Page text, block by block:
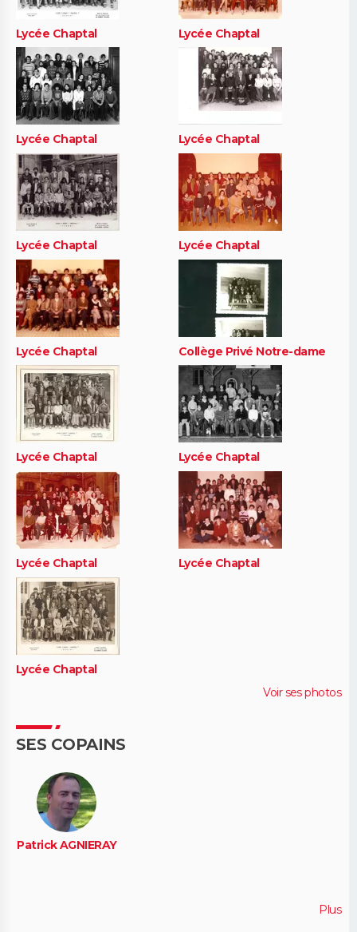
Lycée Chaptal Lycée Chaptal
Lycée Chaptal Lycée Chaptal
Lycée Chaptal Lycée Chaptal
Lycée Chaptal Collège Privé Notre-dame
Lycée Chaptal Lycée Chaptal
Lycée Chaptal Lycée Chaptal
Lycée Chaptal
Voir ses photos
SES COPAINS
Patrick AGNIERAY
Plus